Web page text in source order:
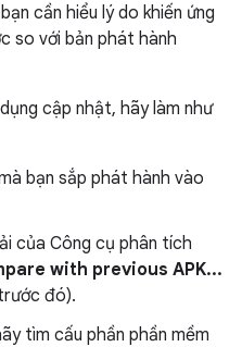
cần hiểu lý do khiến ứng
so với bản phát hành
cập nhật, hãy làm như
bạn sắp phát hành vào
của Công cụ phân tích
with previous APK...
đó).
tìm cấu phần phần mềm